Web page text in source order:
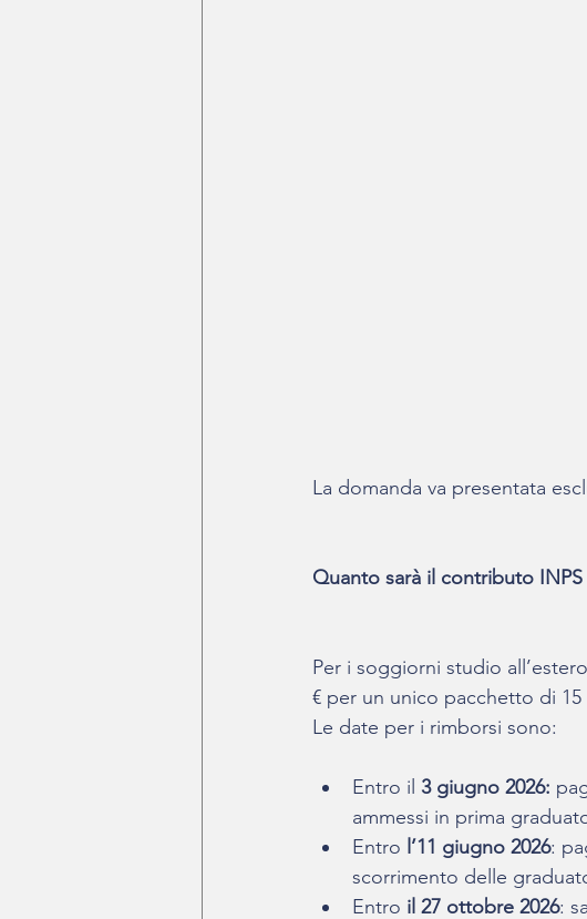
La domanda va presentata
Quanto sarà il contributo
Per i soggiorni studio
€ per un unico pacchetto di
Le date per i rimborsi sono:
Entro il 3 giugno 2026:
ammessi in prima
Entro l’11 giugno 2026:
scorrimento delle
Entro il 27 ottobre 2026: